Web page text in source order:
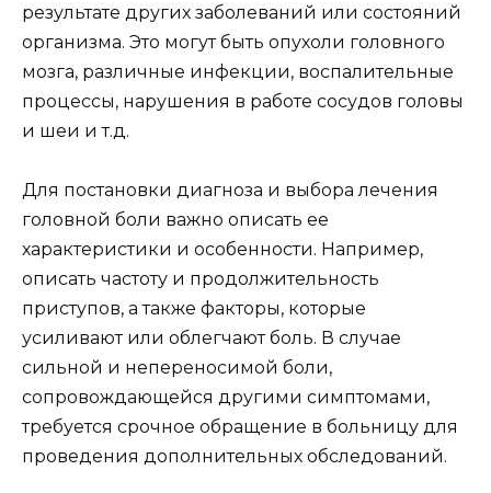
результате других заболеваний или состояний
организма. Это могут быть опухоли головного
мозга, различные инфекции, воспалительные
процессы, нарушения в работе сосудов головы
и шеи и т.д.
Для постановки диагноза и выбора лечения
головной боли важно описать ее
характеристики и особенности. Например,
описать частоту и продолжительность
приступов, а также факторы, которые
усиливают или облегчают боль. В случае
сильной и непереносимой боли,
сопровождающейся другими симптомами,
требуется срочное обращение в больницу для
проведения дополнительных обследований.